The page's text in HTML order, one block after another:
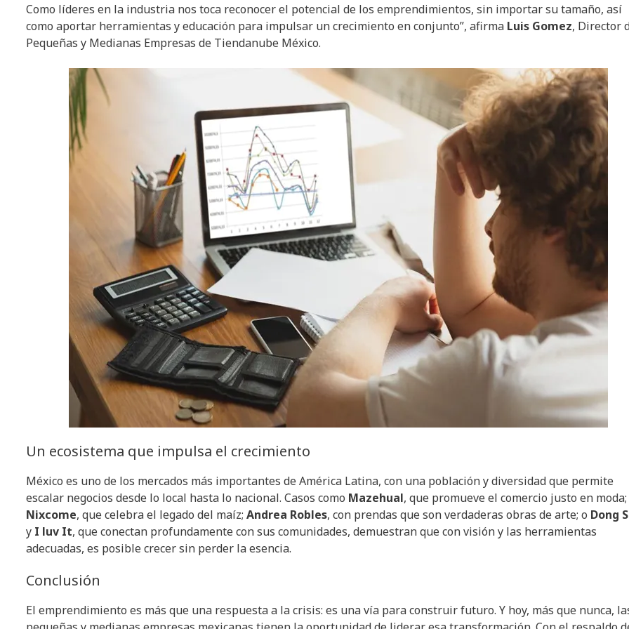
Como líderes en la industria nos toca reconocer el potencial de los emprendimientos, sin importar su tamaño, así
como aportar herramientas y educación para impulsar un crecimiento en conjunto”, afirma Luis Gomez, Director
Pequeñas y Medianas Empresas de Tiendanube México.
Un ecosistema que impulsa el crecimiento
México es uno de los mercados más importantes de América Latina, con una población y diversidad que permite
escalar negocios desde lo local hasta lo nacional. Casos como Mazehual, que promueve el comercio justo en moda;
Nixcome, que celebra el legado del maíz; Andrea Robles, con prendas que son verdaderas obras de arte; o Dong
y I luv It, que conectan profundamente con sus comunidades, demuestran que con visión y las herramientas
adecuadas, es posible crecer sin perder la esencia.
Conclusión
El emprendimiento es más que una respuesta a la crisis: es una vía para construir futuro. Y hoy, más que nunca,